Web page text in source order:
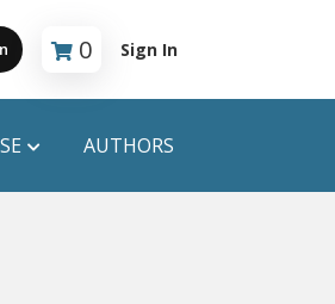
0 Sign In
AUTHORS